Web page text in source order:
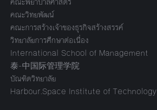
คณะวิทยพัฒน์
คณะการสร้างเจ้าของธุรกิจสร้างสรรค์
วิทยาลัยการศึกษาต่อเนื่อง
International School of Management
泰-中国际管理学院
บัณฑิตวิทยาลัย
Harbour.Space Institute of Technology